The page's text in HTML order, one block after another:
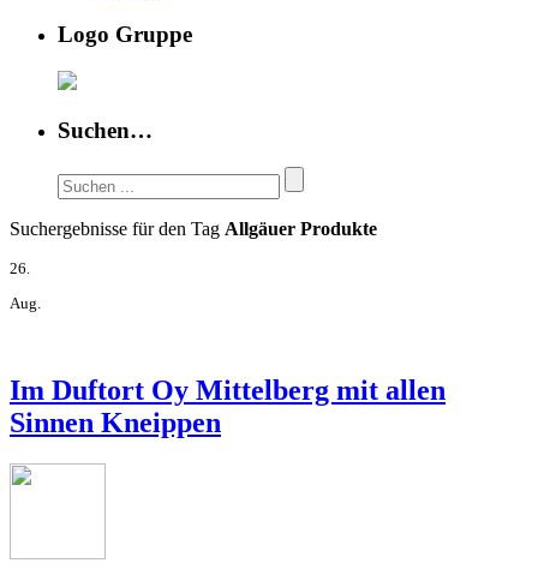
Logo Gruppe
Suchen…
Suchergebnisse für den Tag Allgäuer Produkte
26.
Aug.
Im Duftort Oy Mittelberg mit allen
Sinnen Kneippen